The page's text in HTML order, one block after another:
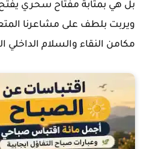
بل هي بمثابة مفتاح سحري
ويربت بلطف على مشاعرنا
مكامن النقاء والسلام الداخلي